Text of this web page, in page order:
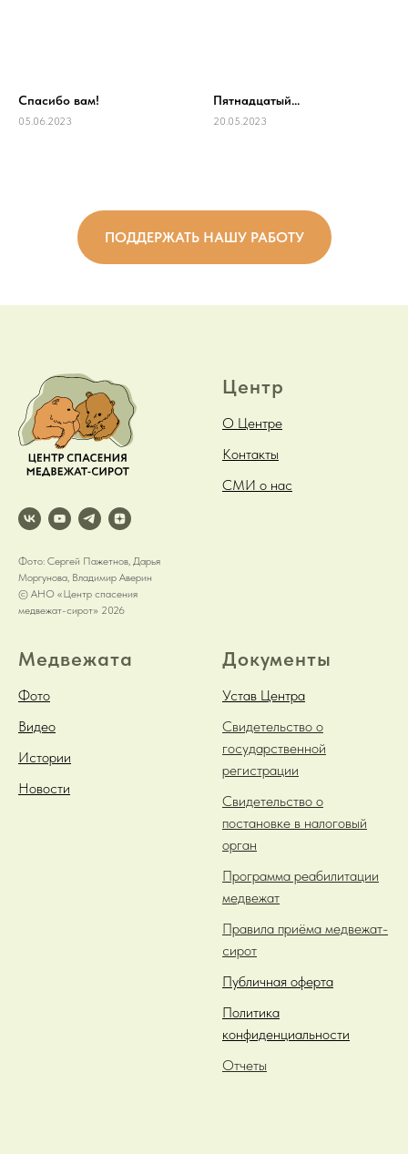
Спасибо вам!
05.06.2023
Пятнадцатый...
20.05.2023
ПОДДЕРЖАТЬ НАШУ РАБОТУ
Фото: Сергей Пажетнов, Дарья
Моргунова, Владимир Аверин
© АНО «Центр спасения
медвежат-сирот» 2026
Центр
О Центре
Контакты
СМИ о нас
Медвежата
Фото
Видео
Истории
Новости
Документы
Устав Центра
Свидетельство о
государственной
регистрации
Свидетельство о
постановке в налоговый
орган
Программа реабилитации
медвежат
Правила приёма медвежат-
сирот
Публичная оферта
Политика
конфиденциальности
Отчеты